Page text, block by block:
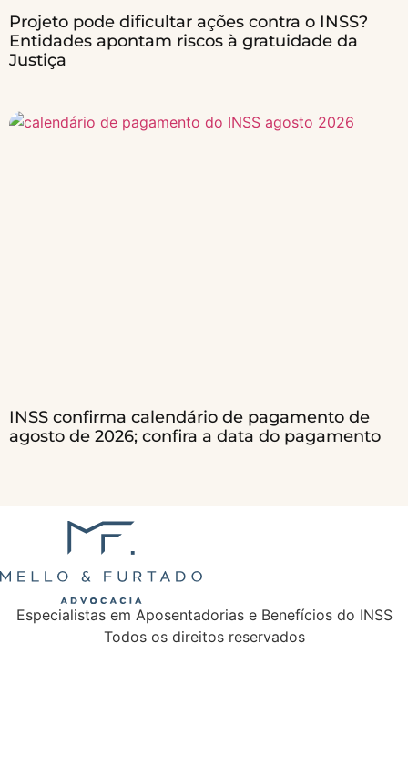
Projeto pode dificultar ações contra o INSS?
Entidades apontam riscos à gratuidade da
Justiça
INSS confirma calendário de pagamento de
agosto de 2026; confira a data do pagamento
Especialistas em Aposentadorias e Benefícios do INSS
Todos os direitos reservados